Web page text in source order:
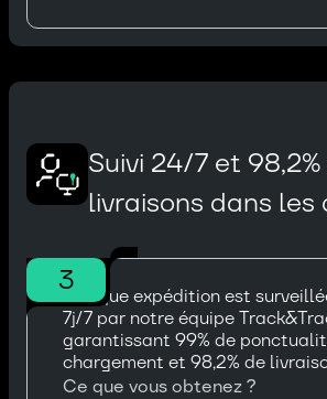
Suivi 24/7 et
livraisons dans les
3
Chaque expédition est
7j/7 par notre équipe
garantissant 99% de
chargement et 98,2% de
Ce que vous obtenez ?